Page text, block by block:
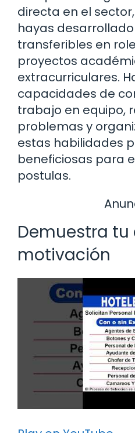
directa en el
hayas
transferibles en
proyectos
extracurriculares.
capacidades de
trabajo en equipo,
problemas y
estas habilidades
beneficiosas para
postulas.
Demuestra
motivación